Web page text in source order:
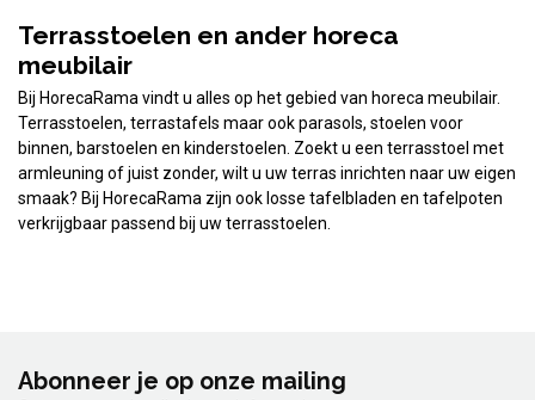
Terrasstoelen en ander horeca
meubilair
Bij HorecaRama vindt u alles op het gebied van horeca meubilair.
Terrasstoelen, terrastafels maar ook parasols, stoelen voor
binnen, barstoelen en kinderstoelen. Zoekt u een terrasstoel met
armleuning of juist zonder, wilt u uw terras inrichten naar uw eigen
smaak? Bij HorecaRama zijn ook losse tafelbladen en tafelpoten
verkrijgbaar passend bij uw terrasstoelen.
Abonneer je op onze mailing